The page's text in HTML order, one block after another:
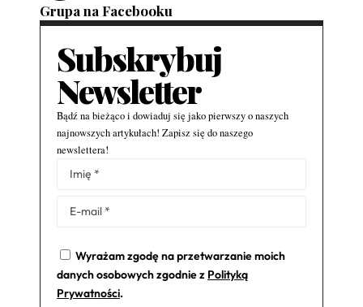
Grupa na Facebooku
Subskrybuj
Newsletter
Bądź na bieżąco i dowiaduj się jako pierwszy o naszych
najnowszych artykułach! Zapisz się do naszego
newslettera!
Wyrażam zgodę na przetwarzanie moich
danych osobowych zgodnie z Polityką
Prywatności.
Alternative: